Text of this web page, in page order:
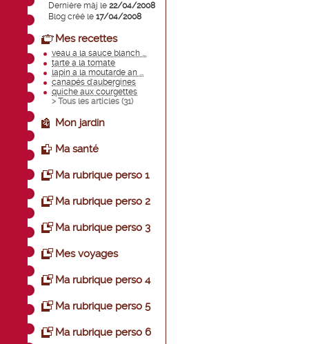
Dernière màj le 22/04/2008
Blog créé le 17/04/2008
Mes recettes
veau a la sauce blanch ...
tarte a la tomate
lapin a la moutarde an ...
canapés d'aubergines
quiche aux courgettes
> Tous les articles (31)
Mon jardin
Ma santé
Ma rubrique perso 1
Ma rubrique perso 2
Ma rubrique perso 3
Mes voyages
Ma rubrique perso 4
Ma rubrique perso 5
Ma rubrique perso 6